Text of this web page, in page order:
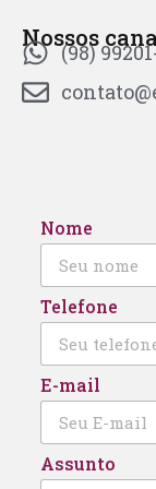
Nossos
(98)
Nome
Telefone
E-mail
Assunto